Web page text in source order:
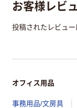
お客様レビ
投稿されたレビュー
オフィス用品
事務用品/文房具